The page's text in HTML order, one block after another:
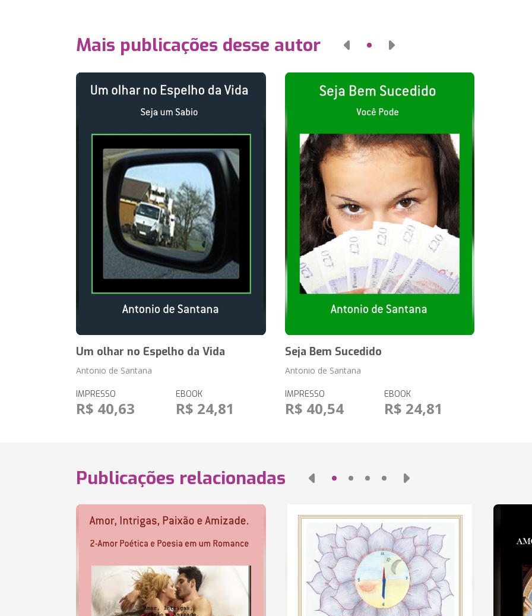
Mais publicações desse autor
Um olhar no Espelho da Vida
Antonio de Santana
IMPRESSO
R$ 40,63
EBOOK
R$ 24,81
Seja Bem Sucedido
Antonio de Santana
IMPRESSO
R$ 40,54
EBOOK
R$ 24,81
Publicações relacionadas